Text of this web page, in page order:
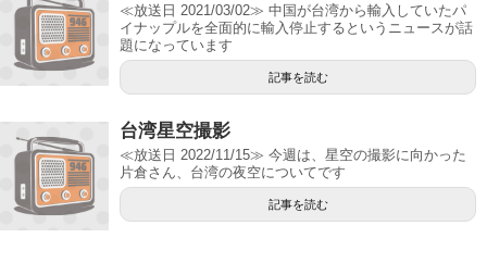
≪放送日 2021/03/02≫ 中国が台湾から輸入していたパ
イナップルを全面的に輸入停止するというニュースが話
題になっています
記事を読む
台湾星空撮影
≪放送日 2022/11/15≫ 今週は、星空の撮影に向かった
片倉さん、台湾の夜空についてです
記事を読む